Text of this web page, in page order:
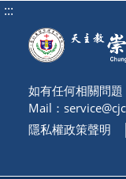
:::
如有任何相關問
Mail：
隱私權政策聲明